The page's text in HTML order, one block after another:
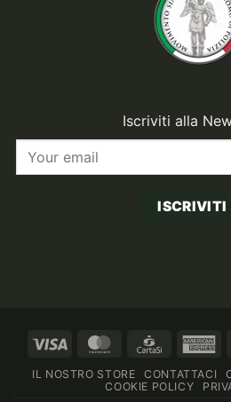
Iscriviti alla
ISCRIVITI
Visa MasterCardCartaSi
IL NOSTRO STORE CONTATTACI
COOKIE POLICY